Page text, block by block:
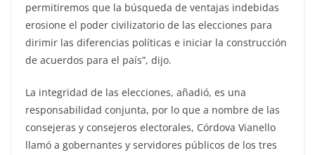
permitiremos que la búsqueda de ventajas indebidas
erosione el poder civilizatorio de las elecciones para
dirimir las diferencias políticas e iniciar la construcción
de acuerdos para el país”, dijo.
La integridad de las elecciones, añadió, es una
responsabilidad conjunta, por lo que a nombre de las
consejeras y consejeros electorales, Córdova Vianello
llamó a gobernantes y servidores públicos de los tres